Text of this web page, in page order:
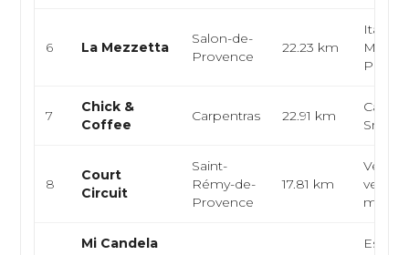
6 La Mezzetta
Salon-de-
Provence
22.23 km
Pizza
7
Chick &
Coffee
Carpentras 22.91 km
Café,
Snack
8
Court
Circuit
Saint-
Rémy-de-
Provence
17.81 km
Mi Candela